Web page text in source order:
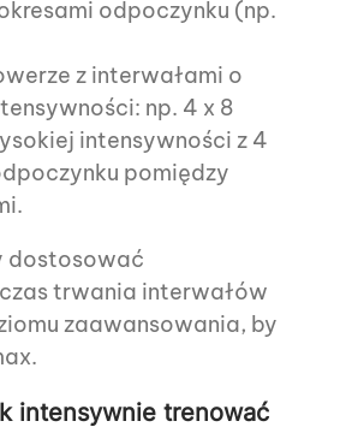
odpoczynku (np.
z interwałami o
np. 4 x 8
intensywności z 4
pomiędzy
dostosować
trwania interwałów
zaawansowania, by
intensywnie trenować